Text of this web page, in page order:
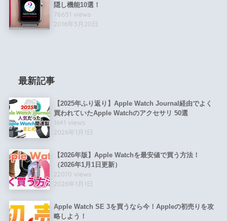
隠し機能10選！
78651 views
2016年3月20日
最新記事
【2025年ふり返り】Apple Watch Journal経由でよく
買われていたApple Watchのアクセサリ 50選
1641 views
2026年1月1日
【2026年版】Apple Watchを最安値で買う方法！
（2026年1月1日更新）
22070 views
2026年1月1日
Apple Watch SE 3を買うなら今！Appleの初売りを攻
略しよう！